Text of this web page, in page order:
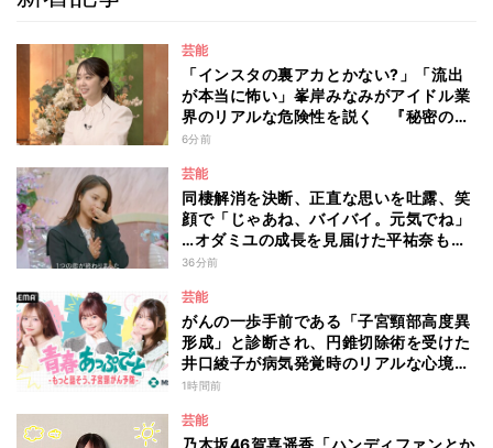
芸能
「インスタの裏アカとかない?」「流出
が本当に怖い」峯岸みなみがアイドル業
界のリアルな危険性を説く 『秘密のマ
マ園』特別編
6分前
芸能
同棲解消を決断、正直な思いを吐露、笑
顔で「じゃあね、バイバイ。元気でね」
…オダミユの成長を見届けた平祐奈も思
わず涙 『ガールオアレディ3』
36分前
芸能
がんの一歩手前である「子宮頸部高度異
形成」と診断され、円錐切除術を受けた
井口綾子が病気発覚時のリアルな心境や
葛藤を語る ABEMAトーク番組『青春
ん予防-』
1時間前
芸能